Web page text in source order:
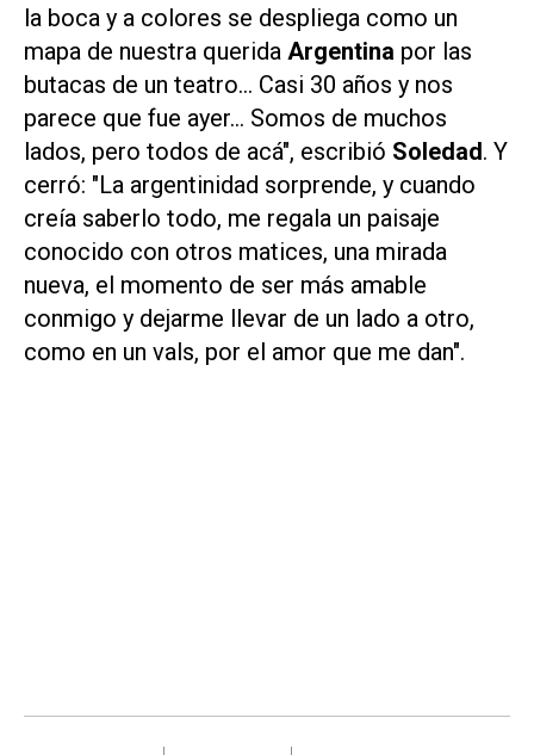
la boca y a colores se despliega como un
mapa de nuestra querida Argentina por las
butacas de un teatro… Casi 30 años y nos
parece que fue ayer… Somos de muchos
lados, pero todos de acá", escribió Soledad. Y
cerró: "La argentinidad sorprende, y cuando
creía saberlo todo, me regala un paisaje
conocido con otros matices, una mirada
nueva, el momento de ser más amable
conmigo y dejarme llevar de un lado a otro,
como en un vals, por el amor que me dan".